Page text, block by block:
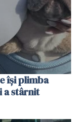
își plimba
a stârnit